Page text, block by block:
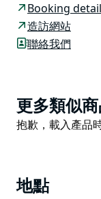
老雪山露營地
蘭布拉溪
叢林環繞、未加
處露營地返璞歸
著登山車穿梭於
如果您想將露營
Booking
造訪網站
聯絡我們
Product
List
更多類似
Product
抱歉，載入產品
地點